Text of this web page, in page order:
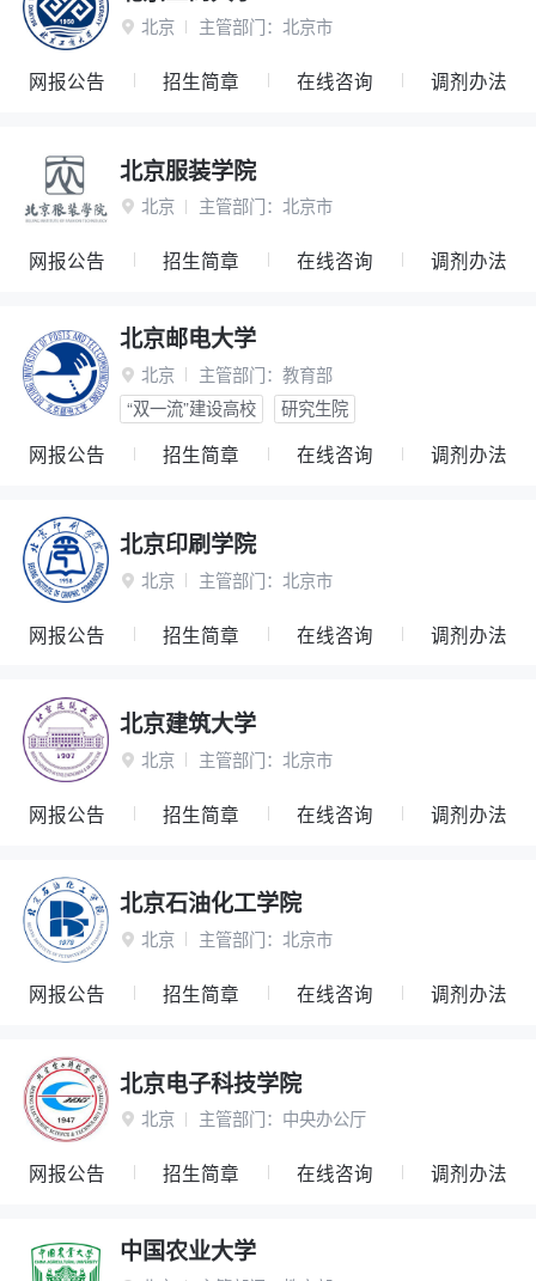
 北京 主管部门： 北京市
网报公告 招生简章 在线咨询 调剂办法
北京服装学院
 北京 主管部门： 北京市
网报公告 招生简章 在线咨询 调剂办法
北京邮电大学
 北京 主管部门： 教育部
“双一流”建设高校
研究生院
网报公告 招生简章 在线咨询 调剂办法
北京印刷学院
 北京 主管部门： 北京市
网报公告 招生简章 在线咨询 调剂办法
北京建筑大学
 北京 主管部门： 北京市
网报公告 招生简章 在线咨询 调剂办法
北京石油化工学院
 北京 主管部门： 北京市
网报公告 招生简章 在线咨询 调剂办法
北京电子科技学院
 北京 主管部门： 中央办公厅
网报公告 招生简章 在线咨询 调剂办法
中国农业大学